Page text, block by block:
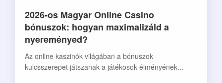
2026-os Magyar Online Casino
bónuszok: hogyan maximalizáld a
nyereményed?
Az online kaszinók világában a bónuszok
kulcsszerepet játszanak a játékosok élményének...